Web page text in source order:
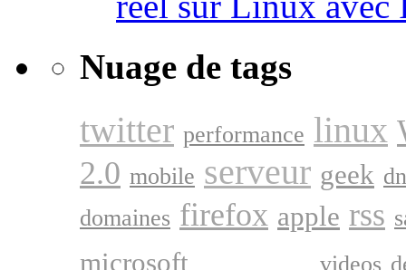
Nuage de tags
twitter performance linux
2.0 mobile serveur geek
domaines firefox apple rss
microsoft videos